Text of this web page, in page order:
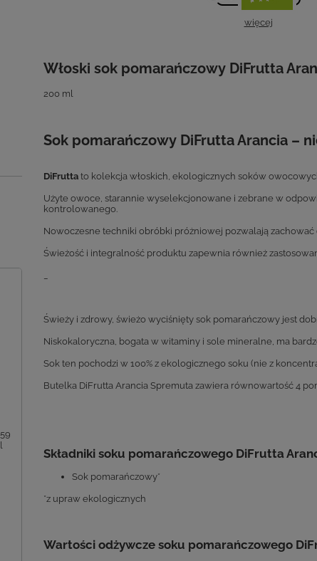
więcej
Włoski sok pomarańczowy DiFrutta
200 ml
Sok pomarańczowy DiFrutta Arancia –
DiFrutta to kolekcja włoskich, ekologicznych soków
Użyte owoce, starannie wyselekcjonowane i zebrane w
kontrolowanego.
Nowoczesne techniki obróbki próżniowej pozwalają zachować
Świeżość i integralność produktu zapewnia również
Świeży i zdrowy, świeżo wyciśnięty sok pomarańczowy jest
Niskokaloryczna, bogata w witaminy i sole mineralne, ma
Sok ten pochodzi w 100% z ekologicznego soku (nie z
Butelka DiFrutta Arancia Spremuta zawiera równowartość 4
Składniki soku pomarańczowego DiFrutta
Sok pomarańczowy*
*z upraw ekologicznych
Wartości odżywcze soku pomarańczowego